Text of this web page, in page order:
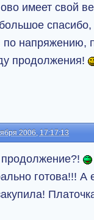
имеет свой
по напряжению,
продолжения!
2006, 17:17:13
готова!!! А